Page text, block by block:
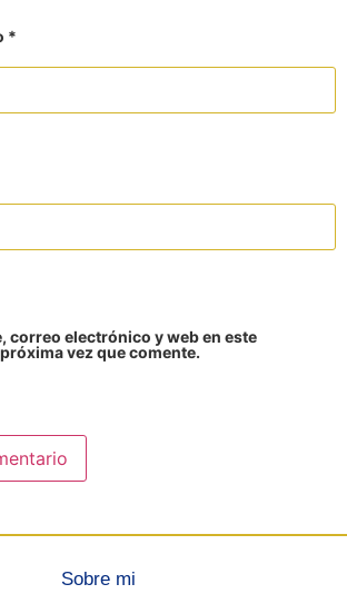
*
correo electrónico y web en este
vez que comente.
Sobre mi